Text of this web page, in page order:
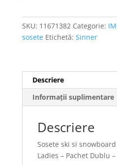
SKU: 11671382 Categorie:
sosete Etichetă: Sinner
Descriere
Informații suplimentare
Descriere
Sosete ski si snowboard
Ladies – Pachet Dublu